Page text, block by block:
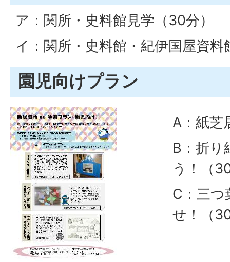
ア：関所・史料館見学（30分）
イ：関所・史料館・紀伊国屋資
園児向けプラン
A：紙芝
B：折り
う！（
C：三つ
せ！（